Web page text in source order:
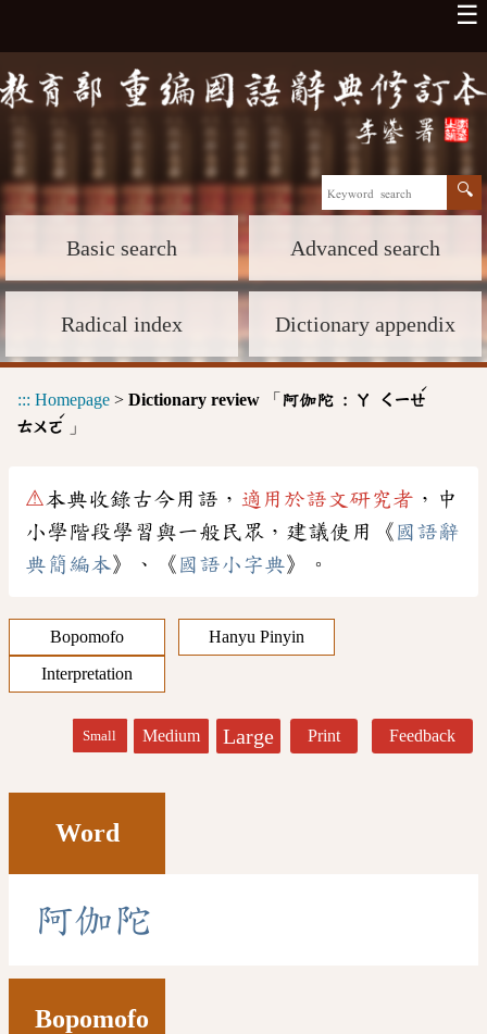
☰
Basic search Advanced search
Radical index Dictionary appendix
::: Homepage > Dictionary review 「 阿伽陀 : ㄚ ㄑㄧㄝ
ˊ
ㄊㄨㄛ
ˊ
」
⚠本典收錄古今用語， 適用於語文研究者 ，中
小學階段學習與一般民眾，建議使用《 國語辭
典簡編本》、《 國語小字典》。
Bopomofo
Hanyu Pinyin
Interpretation
Small Medium Large Print Feedback
Word
阿伽陀
Bopomofo